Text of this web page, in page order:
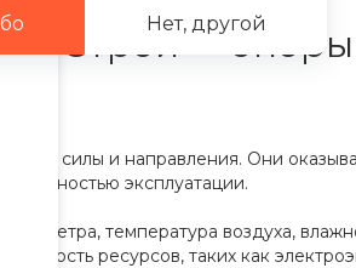
-
силы и направления. Они
эксплуатации.
ветра, температура воздуха,
ресурсов, таких как
Нет, другой